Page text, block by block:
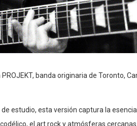
banda originaria de Toronto,
estudio, esta versión captura la